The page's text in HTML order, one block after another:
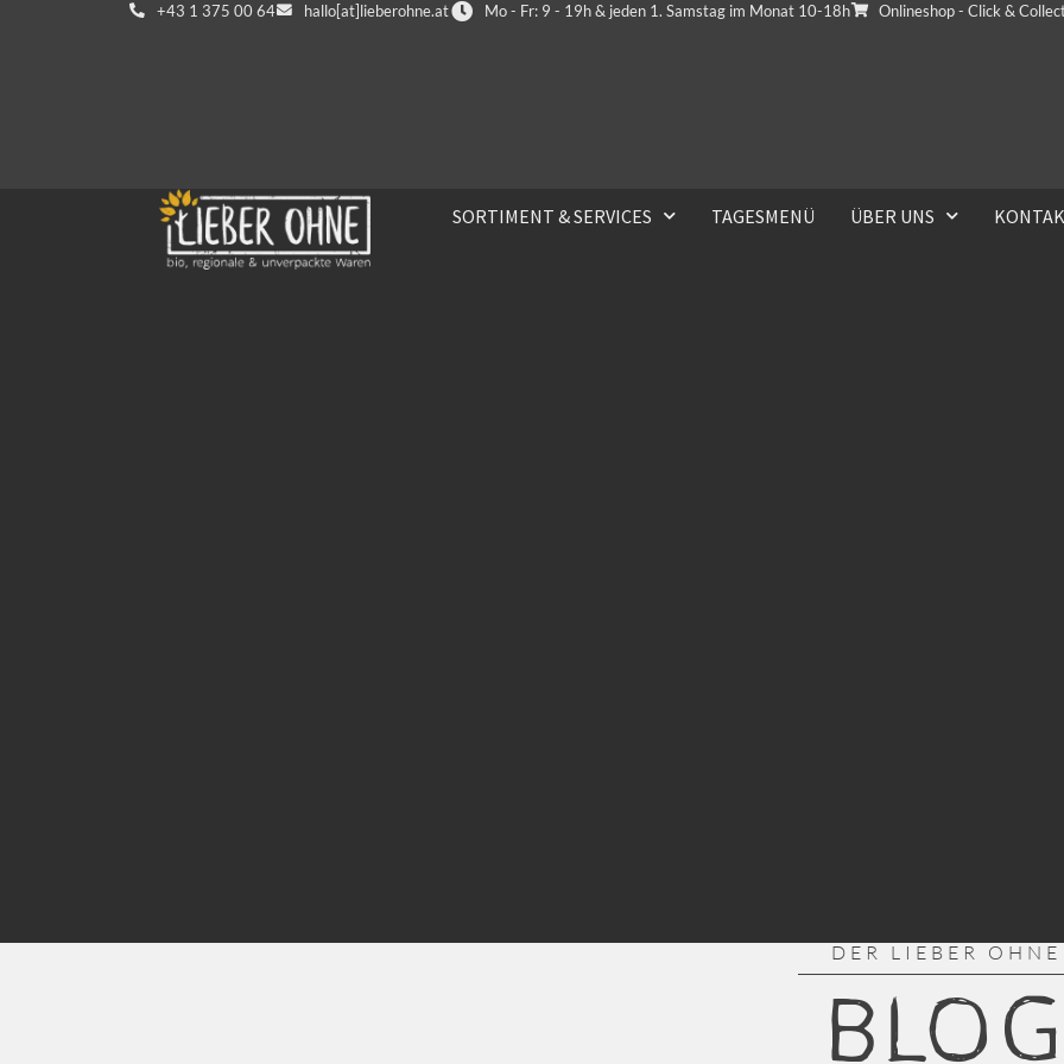
+43 1 375 00 64 hallo[at]lieberohne.at Mo - Fr: 9 - 19h & jeden 1. Samstag im Monat 10-18h Onlineshop - Click &
SORTIMENT & SERVICES TAGESMENÜ ÜBER UNS
DER LIEBER OHNE